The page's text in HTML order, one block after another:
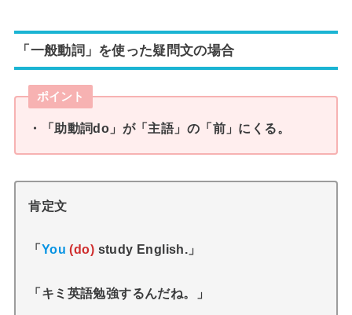
「一般動詞」を使った疑問文の場合
ポイント
・「助動詞do」が「主語」の「前」にくる。
肯定文
「 You (do) study English.」
「キミ英語勉強するんだね。」